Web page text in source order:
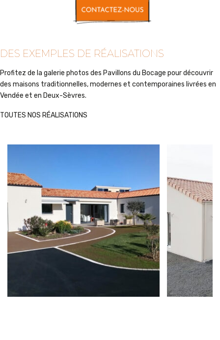
DES EXEMPLES DE RÉALISATIONS
Profitez de la galerie photos des Pavillons du Bocage pour découvrir
des maisons traditionnelles, modernes et contemporaines livrées en
Vendée et en Deux-Sèvres.
TOUTES NOS RÉALISATIONS